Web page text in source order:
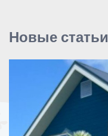
Новые статьи